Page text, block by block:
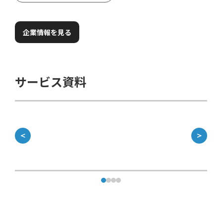
企業情報を見る
サービス資料
＜ ＞